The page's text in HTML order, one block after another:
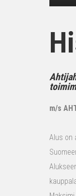
m/s
Alus on